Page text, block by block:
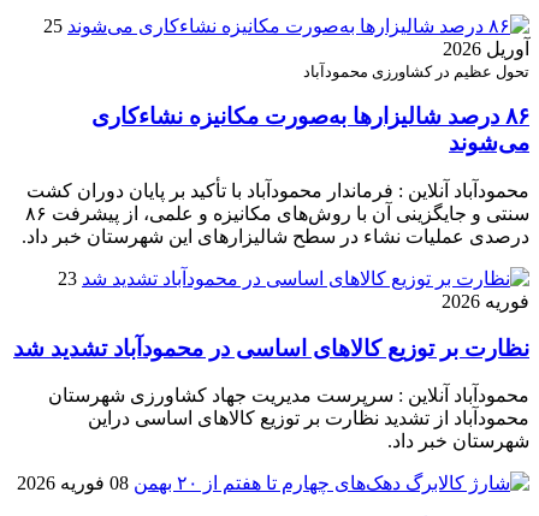
25
آوریل 2026
تحول عظیم در کشاورزی محمودآباد
۸۶ درصد شالیزارها به‌صورت مکانیزه نشاءکاری
می‌شوند
محمودآباد آنلاین : فرماندار محمودآباد با تأکید بر پایان دوران کشت
سنتی و جایگزینی آن با روش‌های مکانیزه و علمی، از پیشرفت ۸۶
درصدی عملیات نشاء در سطح شالیزارهای این شهرستان خبر داد.
23
فوریه 2026
نظارت بر توزیع کالا‌های اساسی در محمودآباد تشدید شد
محمودآباد آنلاین : سرپرست مدیریت جهاد کشاورزی شهرستان
محمودآباد از تشدید نظارت بر توزیع کالا‌های اساسی دراین
شهرستان خبر داد.
08 فوریه 2026